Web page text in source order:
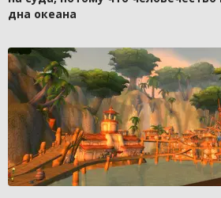
дна океана